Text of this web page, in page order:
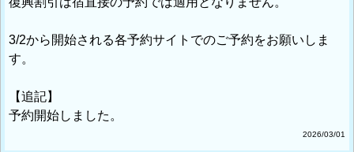
3/2から開始される各予約サイトでのご予約をお願いしま
す。
【追記】
予約開始しました。
2026/03/01